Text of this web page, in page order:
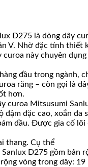
D275 là dòng dây
V. Nhờ đặc tính thiết
này chuyên
đầu trong ngành,
răng – còn gọi là
hơn.
curoa Mitsusumi
đậm đặc cao, xoắn
dầu. Được gia cố
thang. Cụ thể
D275 gồm bản
vòng trong dây: 19